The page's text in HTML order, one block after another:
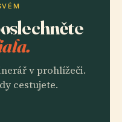
v prohlížeči.
cestujete.